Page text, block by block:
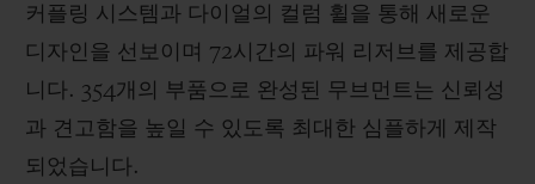
커플링 시스템과 다이얼의 컬럼 휠을 통해 새로운
디자인을 선보이며 72시간의 파워 리저브를 제공합
니다. 354개의 부품으로 완성된 무브먼트는 신뢰성
과 견고함을 높일 수 있도록 최대한 심플하게 제작
되었습니다.